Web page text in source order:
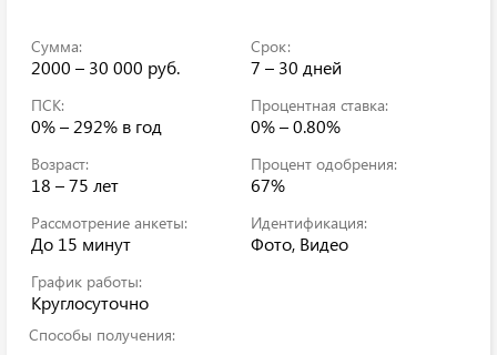
Сумма:
2000 – 30 000 руб.
Срок:
7 – 30 дней
ПСК:
0% – 292% в год
Процентная ставка:
0% – 0.80%
Возраст:
18 – 75 лет
Процент одобрения:
67%
Рассмотрение анкеты:
До 15 минут
Идентификация:
Фото, Видео
График работы:
Круглосуточно
Способы получения: